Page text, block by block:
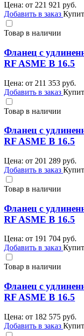
Цена: от 221 921 руб.
Добавить в заказ
Товар в наличии
Фланец с
RF ASME B 16.5
Цена: от 211 353 руб.
Добавить в заказ
Товар в наличии
Фланец с
RF ASME B 16.5
Цена: от 201 289 руб.
Добавить в заказ
Товар в наличии
Фланец с
RF ASME B 16.5
Цена: от 191 704 руб.
Добавить в заказ
Товар в наличии
Фланец с
RF ASME B 16.5
Цена: от 182 575 руб.
Добавить в заказ